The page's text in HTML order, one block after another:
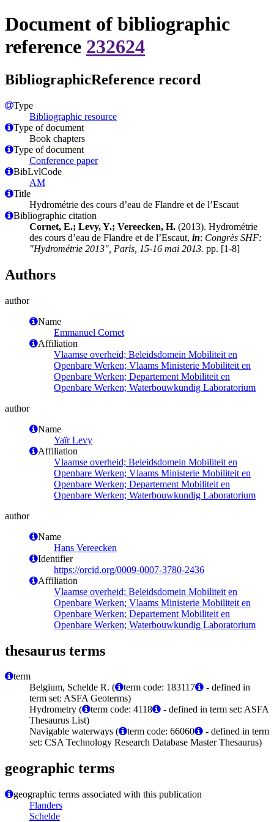
Document of bibliographic
reference 232624
BibliographicReference record
Type
Bibliographic resource
Type of document
Book chapters
Type of document
Conference paper
BibLvlCode
AM
Title
Hydrométrie des cours d’eau de Flandre et de l’Escaut
Bibliographic citation
Cornet, E.; Levy, Y.; Vereecken, H. (2013). Hydrométrie
des cours d’eau de Flandre et de l’Escaut, in: Congrès SHF:
"Hydrométrie 2013", Paris, 15-16 mai 2013. pp. [1-8]
Authors
author
Name
Emmanuel Cornet
Affiliation
Vlaamse overheid; Beleidsdomein Mobiliteit en
Openbare Werken; Vlaams Ministerie Mobiliteit en
Openbare Werken; Departement Mobiliteit en
Openbare Werken; Waterbouwkundig Laboratorium
author
Name
Yaïr Levy
Affiliation
Vlaamse overheid; Beleidsdomein Mobiliteit en
Openbare Werken; Vlaams Ministerie Mobiliteit en
Openbare Werken; Departement Mobiliteit en
Openbare Werken; Waterbouwkundig Laboratorium
author
Name
Hans Vereecken
Identifier
https://orcid.org/0009-0007-3780-2436
Affiliation
Vlaamse overheid; Beleidsdomein Mobiliteit en
Openbare Werken; Vlaams Ministerie Mobiliteit en
Openbare Werken; Departement Mobiliteit en
Openbare Werken; Waterbouwkundig Laboratorium
thesaurus terms
term
Belgium, Schelde R. (
term code: 183117
- defined in
term set: ASFA Geoterms)
Hydrometry (
term code: 4118
- defined in term set: ASFA
Thesaurus List)
Navigable waterways (
term code: 66060
- defined in term
set: CSA Technology Research Database Master Thesaurus)
geographic terms
geographic terms associated with this publication
Flanders
Schelde